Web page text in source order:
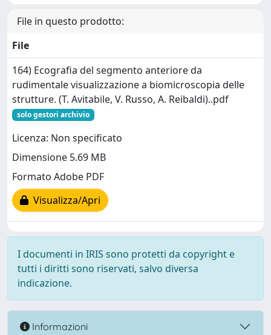
File in questo prodotto:
File
164) Ecografia del segmento anteriore da
rudimentale visualizzazione a biomicroscopia delle
strutture. (T. Avitabile, V. Russo, A. Reibaldi)..pdf
solo gestori archivio
Licenza: Non specificato
Dimensione 5.69 MB
Formato Adobe PDF
Visualizza/Apri
I documenti in IRIS sono protetti da copyright e
tutti i diritti sono riservati, salvo diversa
indicazione.
Informazioni